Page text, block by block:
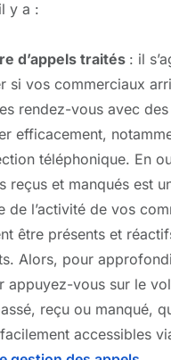
y a :
d’appels traités : il
si vos commerciaux
rendez-vous avec
efficacement,
téléphonique. En
reçus et manqués est
de l’activité de vos
être présents et
Alors, pour
appuyez-vous sur le
reçu ou manqué,
accessibles